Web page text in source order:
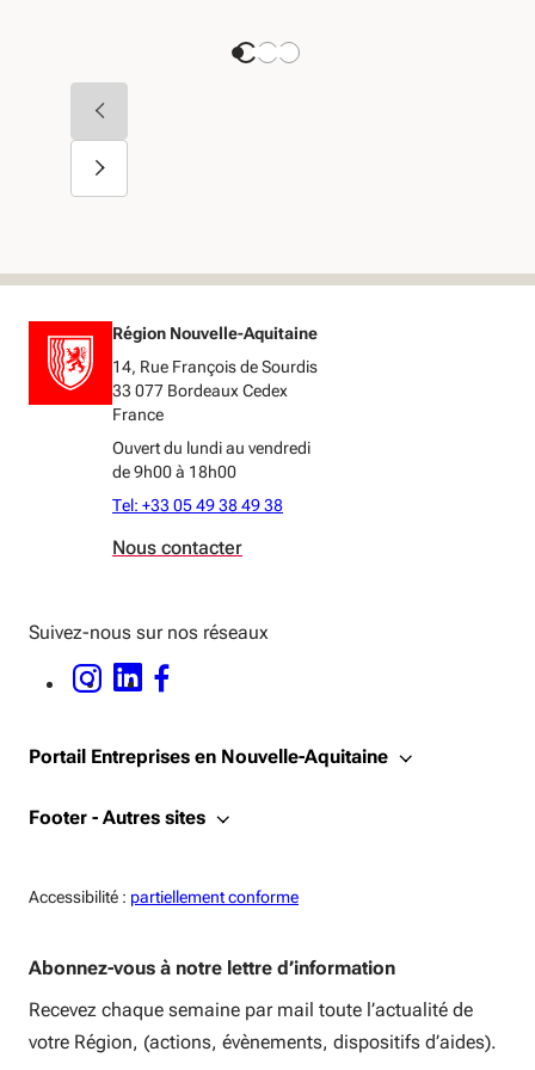
Région Nouvelle-Aquitaine
14, Rue François de Sourdis
33 077 Bordeaux Cedex
France
Ouvert du lundi au vendredi
de 9h00 à 18h00
Tel: +33 05 49 38 49 38
Nous contacter
Suivez-nous sur nos réseaux
INSTAGRAM - OUVERTURE DANS UNE NOUVELLE FENÊTRE
LINKEDIN - OUVERTURE DANS UNE NOUVELLE FENÊTRE
FACEBOOK - OUVERTURE DANS UNE NOUVELLE FENÊTRE
Portail Entreprises en Nouvelle-Aquitaine
Footer - Autres sites
Accessibilité : Accessiblité:
partiellement conforme
Abonnez-vous à notre lettre d’information
Recevez chaque semaine par mail toute l’actualité de
votre Région, (actions, évènements, dispositifs d’aides).